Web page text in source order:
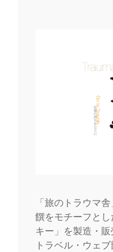
「旅のトラウマ
饌をモチーフと
キー」を製造・
トラベル・ウェブ